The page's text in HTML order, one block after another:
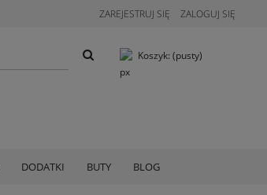
ZAREJESTRUJ SIĘ ZALOGUJ SIĘ
Koszyk: (pusty)
DODATKI BUTY BLOG